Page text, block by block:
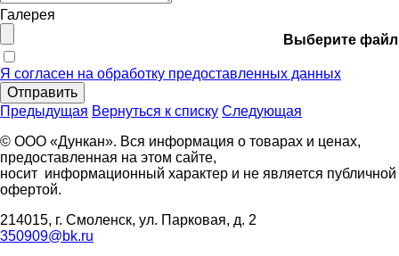
Галерея
Выберите файл
Я согласен на обработку предоставленных данных
Отправить
Предыдущая Вернуться к списку Следующая
© ООО «Дункан». Вся информация о товарах и ценах,
предоставленная на этом сайте,
носит информационный характер и не является публичной
офертой.
214015, г. Смоленск, ул. Парковая, д. 2
350909@bk.ru